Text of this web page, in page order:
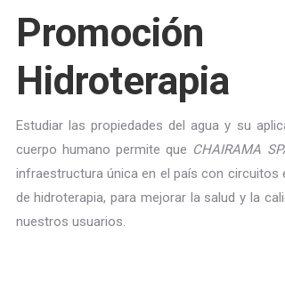
Promoción
Hidroterapia
Estudiar las propiedades del agua y su
cuerpo humano permite que CHAIRAMA
infraestructura única en el país con circuitos
de hidroterapia, para mejorar la salud y la
nuestros usuarios.